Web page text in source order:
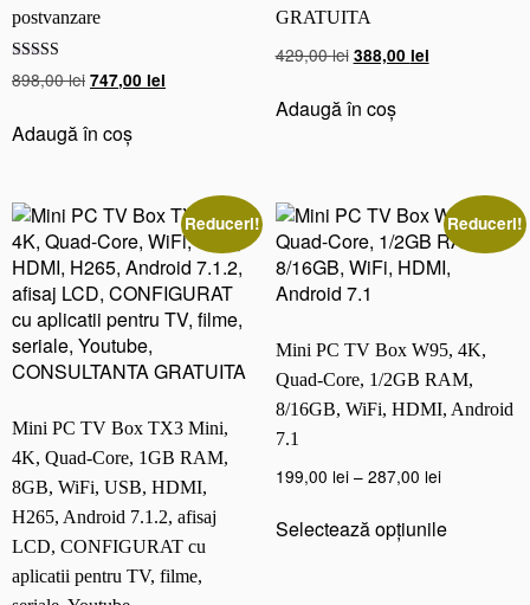
l
u
e
o
h,
U
S
B
3,
H
D
I,
A
n
r
o
i
postvanzare
Evaluat la
5.00
898,00lei Prețul
a
747,00 lei
Adaugă în coș
GRATUITA
429,00lei Prețul
a
388,00 leiPrețul
Adaugă în coș
Reduceri!
Mini PC TV Box TX3 Mini,
4K, Quad-Core, 1GB RAM,
8GB, WiFi, USB, HDMI,
H265, Android 7.1.2, afisaj
LCD, CONFIGURAT cu
aplicatii pentru TV, filme,
Reduceri!
Mini PC TV Box W95, 4K,
Quad-Core, 1/2GB RAM,
8/16GB, WiFi, HDMI, Android
7.1
199,00 lei – 287,00 leiInterval
prețuri:
Selectează opțiunileprodus